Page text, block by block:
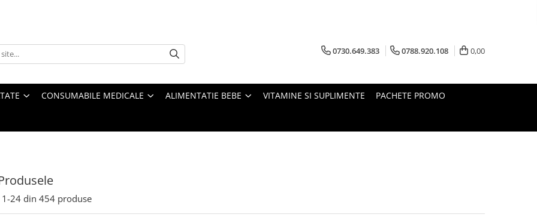
0730.649.383 0788.920.108 0,00
CONSUMABILE MEDICALE ALIMENTATIE BEBE VITAMINE SI SUPLIMENTE PACHETE PROMO
1-24 din 454 produse